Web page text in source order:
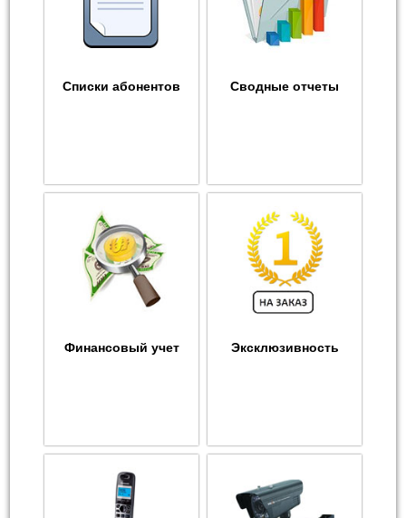
Списки абонентов Сводные отчеты
Финансовый учет Эксклюзивность